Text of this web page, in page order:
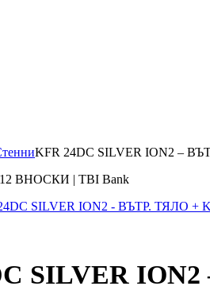
KFR 24DC SILVER ION2 –
12 ВНОСКИ | TBI Bank
SILVER